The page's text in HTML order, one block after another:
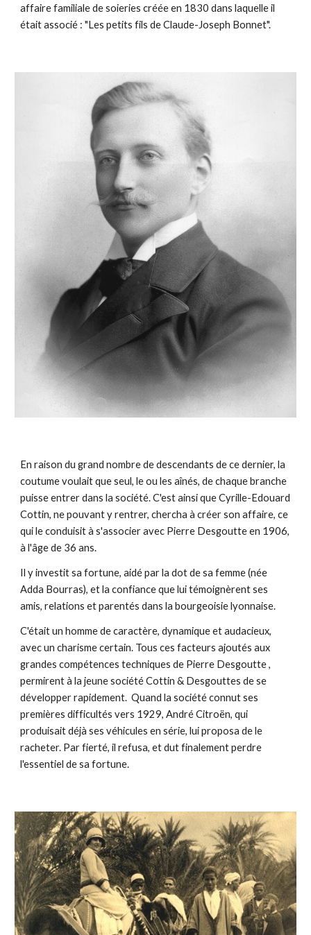
affaire familiale de soieries créée en 1830 dans laquelle il
était associé : "Les petits fils de Claude-Joseph Bonnet".
En raison du grand nombre de descendants de ce dernier, la
coutume voulait que seul, le ou les aînés, de chaque branche
puisse entrer dans la société. C'est ainsi que Cyrille-Edouard
Cottin, ne pouvant y rentrer, chercha à créer son affaire, ce
qui le conduisit à s'associer avec Pierre Desgoutte en 1906,
à l'âge de 36 ans.
Il y investit sa fortune, aidé par la dot de sa femme (née
Adda Bourras), et la confiance que lui témoignèrent ses
amis, relations et parentés dans la bourgeoisie lyonnaise.
C'était un homme de caractère, dynamique et audacieux,
avec un charisme certain. Tous ces facteurs ajoutés aux
grandes compétences techniques de Pierre Desgoutte ,
permirent à la jeune société Cottin & Desgouttes de se
développer rapidement. Quand la société connut ses
premières difficultés vers 1929, André Citroën, qui
produisait déjà ses véhicules en série, lui proposa de le
racheter. Par fierté, il refusa, et dut finalement perdre
l'essentiel de sa fortune.